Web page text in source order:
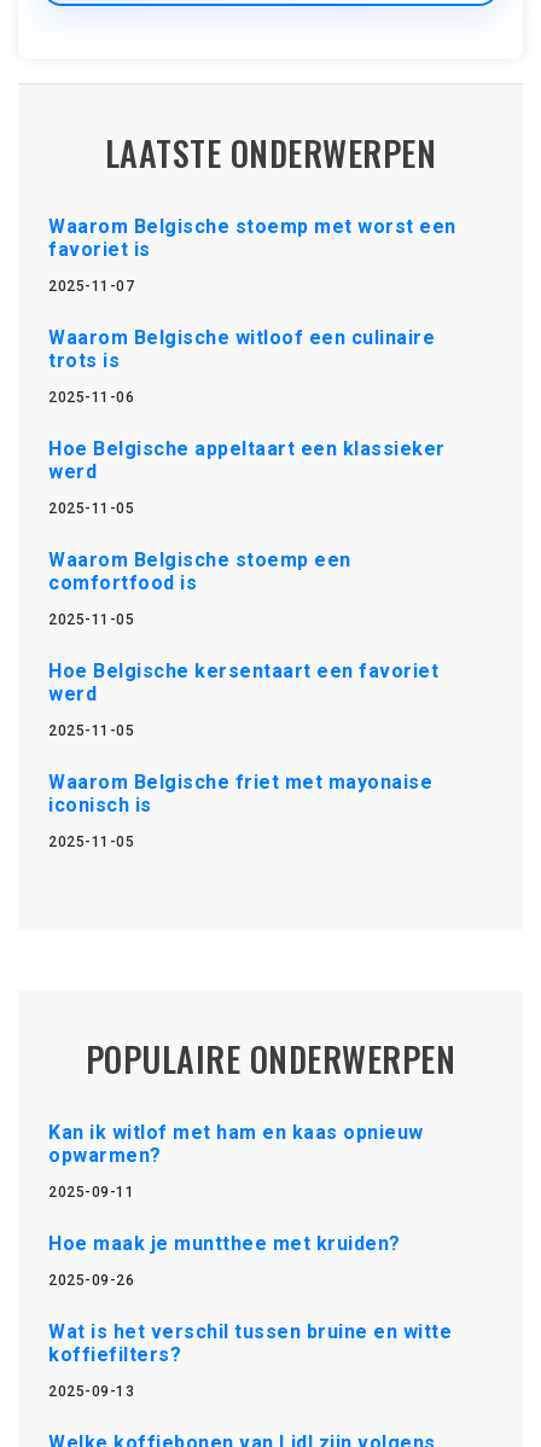
LAATSTE ONDERWERPEN
Waarom Belgische stoemp met worst een
favoriet is
2025-11-07
Waarom Belgische witloof een culinaire
trots is
2025-11-06
Hoe Belgische appeltaart een klassieker
werd
2025-11-05
Waarom Belgische stoemp een
comfortfood is
2025-11-05
Hoe Belgische kersentaart een favoriet
werd
2025-11-05
Waarom Belgische friet met mayonaise
iconisch is
2025-11-05
POPULAIRE ONDERWERPEN
Kan ik witlof met ham en kaas opnieuw
opwarmen?
2025-09-11
Hoe maak je muntthee met kruiden?
2025-09-26
Wat is het verschil tussen bruine en witte
koffiefilters?
2025-09-13